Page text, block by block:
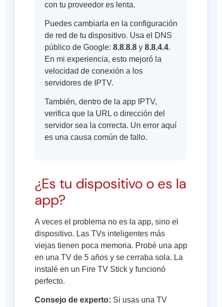
con tu proveedor es lenta.
Puedes cambiarla en la configuración
de red de tu dispositivo. Usa el DNS
público de Google: 8.8.8.8 y 8.8.4.4.
En mi experiencia, esto mejoró la
velocidad de conexión a los
servidores de IPTV.
También, dentro de la app IPTV,
verifica que la URL o dirección del
servidor sea la correcta. Un error aquí
es una causa común de fallo.
¿Es tu dispositivo o es la
app?
A veces el problema no es la app, sino el
dispositivo. Las TVs inteligentes más
viejas tienen poca memoria. Probé una app
en una TV de 5 años y se cerraba sola. La
instalé en un Fire TV Stick y funcionó
perfecto.
Consejo de experto: Si usas una TV